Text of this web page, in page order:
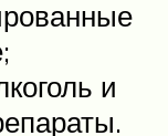
и